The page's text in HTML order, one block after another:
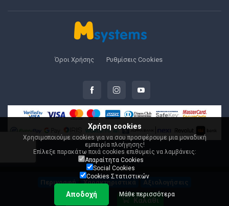
Περιγραφή Χαρακτηριστικά Αξιολογήσεις
149,90 € Καλάθι
Όροι Χρήσης Ρυθμίσεις Cookies
© 2000-2026 Msystems.gr
Χρήση cookies
Χρησιμοποιούμε cookies για να σου προσφέρουμε μια μοναδική
εμπειρία πλοήγησης!
Επίλεξε παρακάτω ποιά cookies επιθυμείς να λαμβάνεις:
Απαραίτητα Cookies
Social Cookies
Cookies Στατιστικών
Αποδοχή Μάθε περισσότερα